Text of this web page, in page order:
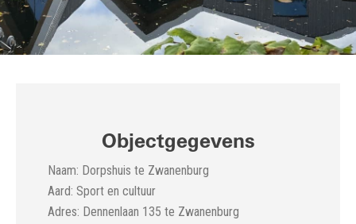
Objectgegevens
Naam: Dorpshuis te Zwanenburg
Aard: Sport en cultuur
Adres: Dennenlaan 135 te Zwanenburg